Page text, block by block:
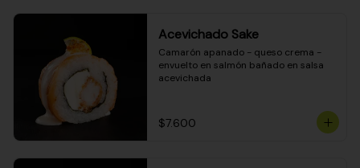
Acevichado Sake
Camarón apanado - queso crema -
envuelto en salmón bañado en salsa
acevichada
$7.600